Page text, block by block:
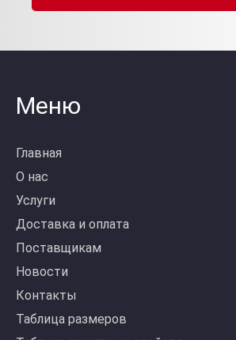
Меню
Главная
О нас
Услуги
Доставка и оплата
Поставщикам
Новости
Контакты
Таблица размеров